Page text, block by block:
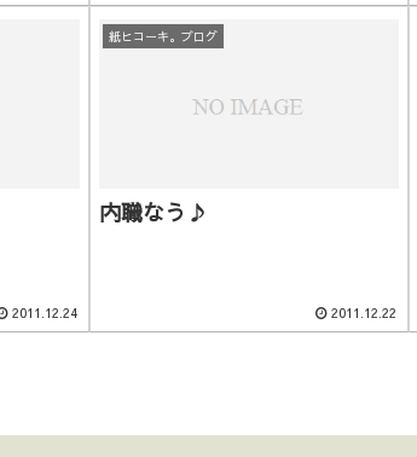
2011.12.24
紙ヒコーキ。ブログ
内職なう♪
2011.12.22